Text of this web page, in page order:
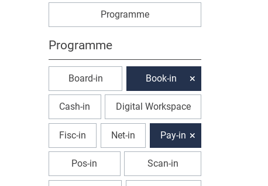
Programme
Programme
Board-in Book-in
Cash-in Digital Workspace
Fisc-in Net-in Pay-in
Pos-in Scan-in